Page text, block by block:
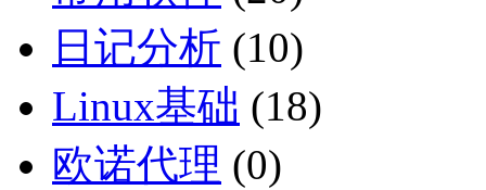
日记分析 (10)
Linux基础 (18)
欧诺代理 (0)